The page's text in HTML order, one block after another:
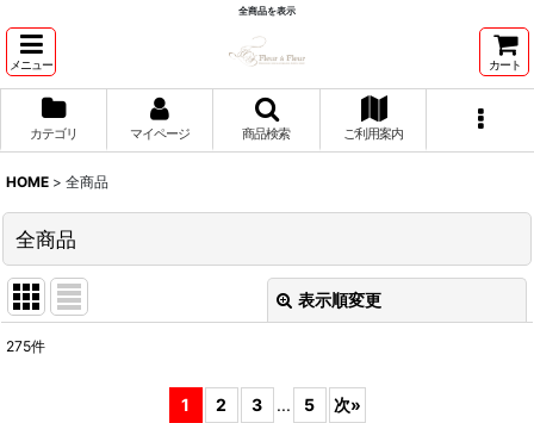
全商品を表示
メニュー カート
カテゴリ マイページ 商品検索 ご利用案内
HOME > 全商品
全商品
表示順変更
275件
1 2 3 ... 5 次»